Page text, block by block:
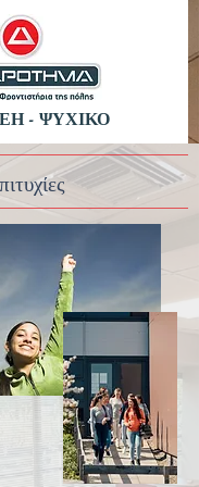
- ΨΥΧΙΚΟ